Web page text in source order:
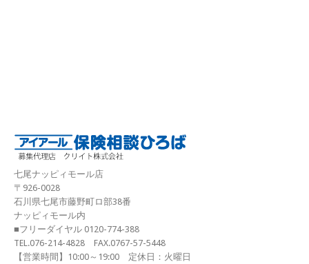
七尾ナッピィモール店
〒926-0028
石川県七尾市藤野町ロ部38番
ナッピィモール内
■フリーダイヤル 0120-774-388
TEL.076-214-4828 FAX.0767-57-5448
【営業時間】10:00～19:00 定休日：火曜日